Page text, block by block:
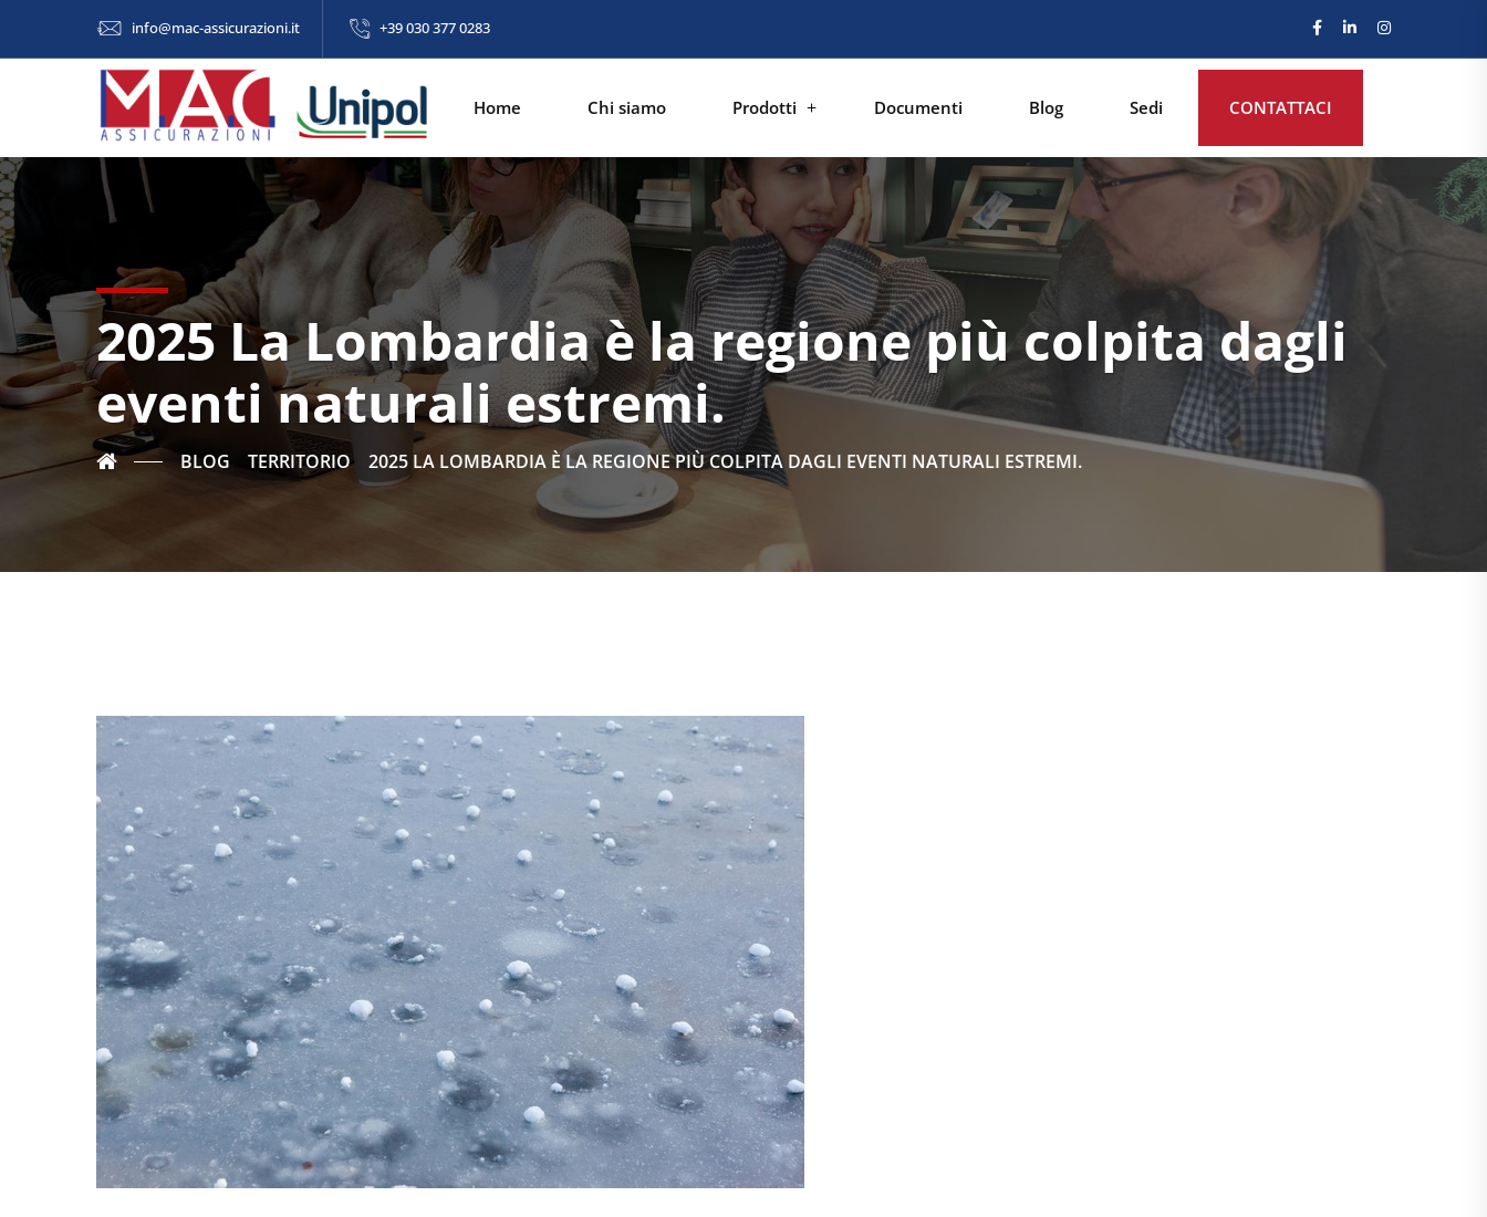
info@mac-assicurazioni.it +39 030 377 0283
Home Chi siamo Prodotti Documenti Blog Sedi CONTATTACI
2025 La Lombardia è la regione più colpita dagli
eventi naturali estremi.
BLOG TERRITORIO 2025 LA LOMBARDIA È LA REGIONE PIÙ COLPITA DAGLI EVENTI NATURALI ESTREMI.